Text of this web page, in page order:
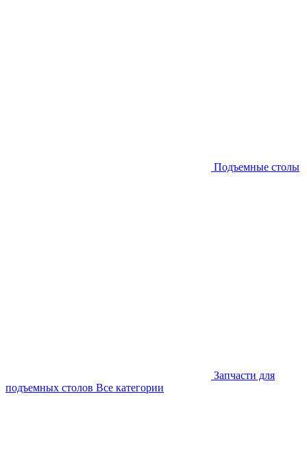
Подъемные столы
Запчасти для
подъемных столов Все категории